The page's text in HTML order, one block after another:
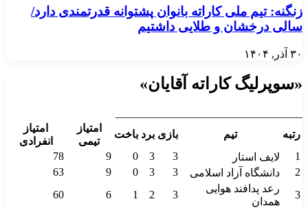
زنگنه: تیم ملی کاراته بانوان پشتوانه قدرتمندی دارد/
سالی درخشان و طلایی داشتیم
۳۰ آذر, ۱۴۰۴
«سوپرلیگ کاراته آقایان»
رتبه
تیم بازی برد باخت
امتیاز
تیمی
امتیاز
انفرادی
1
لایف استار 3
3
0
9
78
2
دانشگاه آزاد اسلامی 3
3
0
9
63
3
رعد پدافند هوایی
همدان
3
2
1
6
60